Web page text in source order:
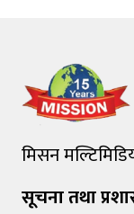
मिसन
सूचना तथा